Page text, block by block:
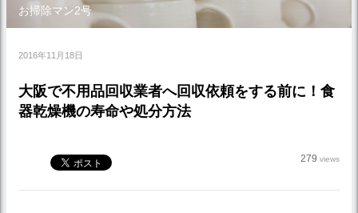
お掃除マン2号
2016年11月18日
大阪で不用品回収業者へ回収依頼をする前に！食
器乾燥機の寿命や処分方法
279 views